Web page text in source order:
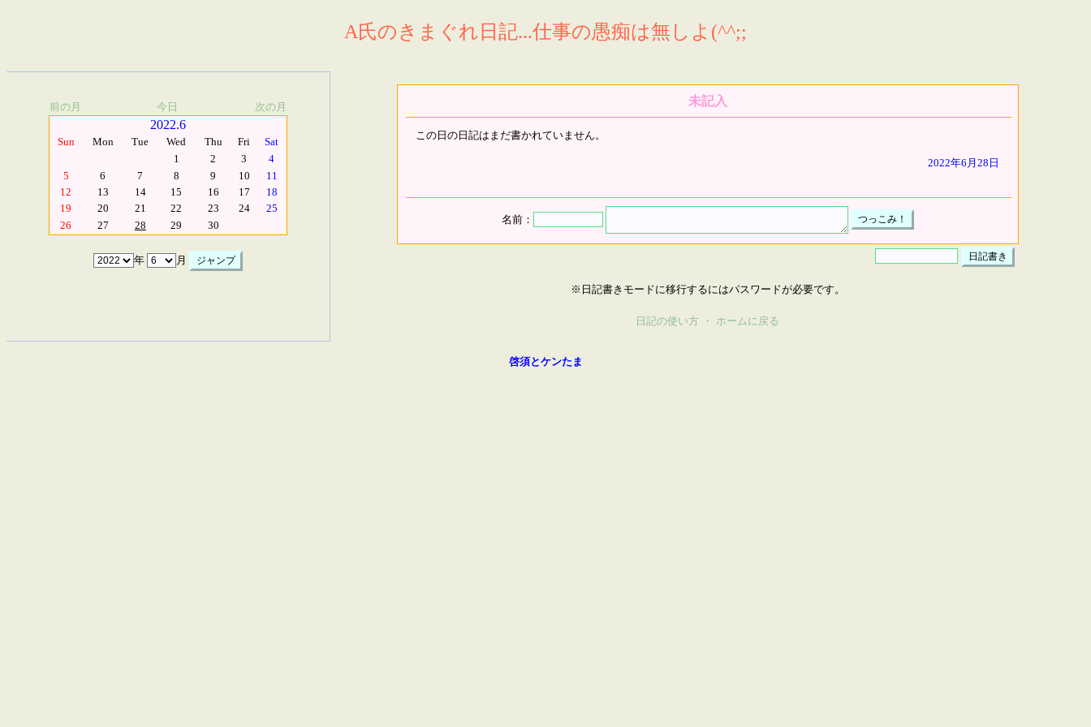
A氏のきまぐれ日記...仕事の愚痴は無しよ(^^;;
前の月 今日 次の月
2022.6
Sun Mon Tue Wed Thu Fri
Sat
1
2 3
4
5
6 7 8 9 10
11
12
13 14 15 16 17
18
19
20 21 22 23 24
25
26
27 28 29 30
年 月
未記入
この日の日記はまだ書かれていません。
2022年6月28日
名前：
※日記書きモードに移行するにはパスワードが必要です。
日記の使い方 ・ ホームに戻る
啓須とケンたま